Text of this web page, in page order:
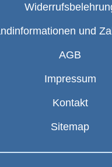
und
AGB
Impressum
Kontakt
Sitemap